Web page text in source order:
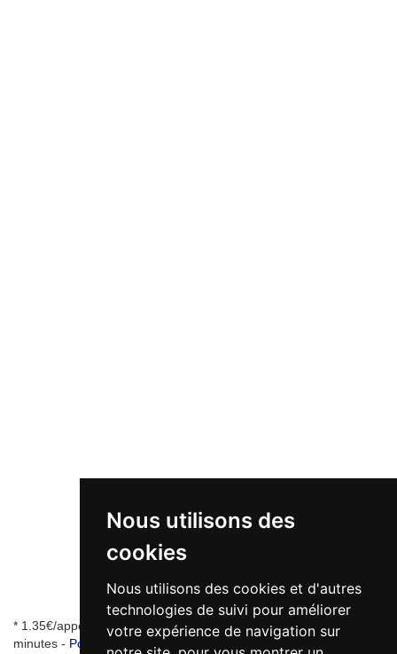
Nous utilisons des
cookies
Nous utilisons des cookies et d'autres
technologies de suivi pour améliorer
votre expérience de navigation sur
* 1.35€/appel + 0.34€/min - numéro de mise en relation valable 5
minutes - Pourquoi ce numéro ?